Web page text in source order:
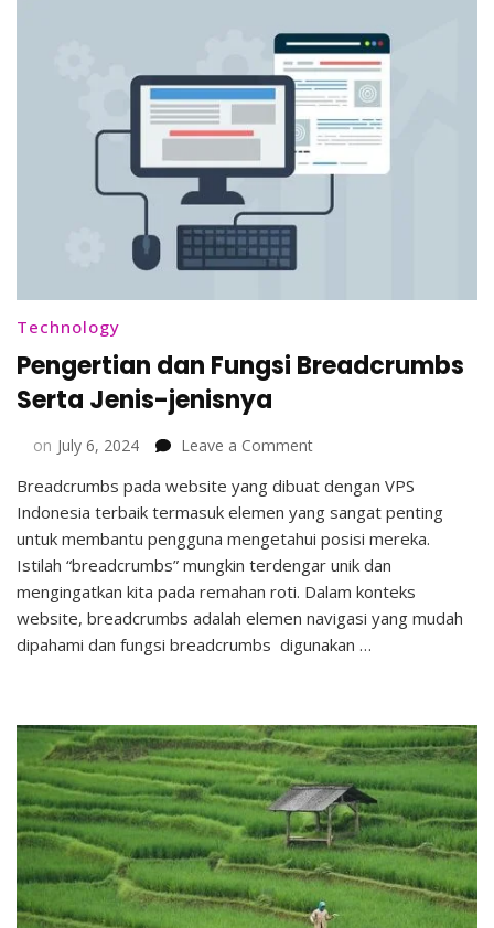
Technology
Pengertian dan Fungsi Breadcrumbs
Serta Jenis-jenisnya
on July 6, 2024 Leave a Commenton
dan
Fungsi
Breadcrumbs
Serta
Jenis-
Breadcrumbs pada website yang dibuat dengan VPS
Indonesia terbaik termasuk elemen yang sangat penting
untuk membantu pengguna mengetahui posisi mereka.
Istilah “breadcrumbs” mungkin terdengar unik dan
mengingatkan kita pada remahan roti. Dalam konteks
website, breadcrumbs adalah elemen navigasi yang mudah
dipahami dan fungsi breadcrumbs digunakan …